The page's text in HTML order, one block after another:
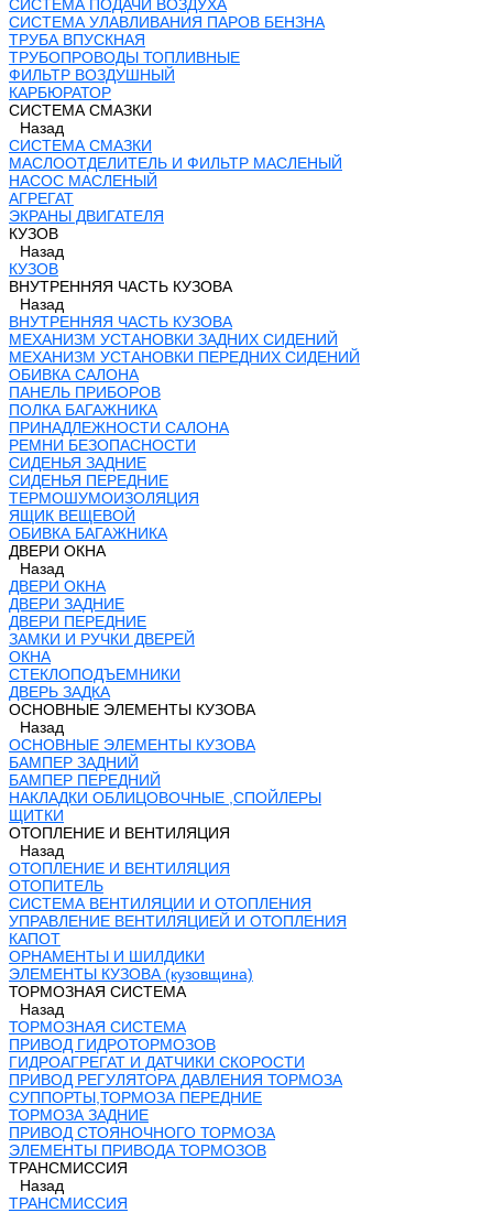
СИСТЕМА ПОДАЧИ ВОЗДУХА
СИСТЕМА УЛАВЛИВАНИЯ ПАРОВ БЕНЗНА
ТРУБА ВПУСКНАЯ
ТРУБОПРОВОДЫ ТОПЛИВНЫЕ
ФИЛЬТР ВОЗДУШНЫЙ
КАРБЮРАТОР
СИСТЕМА СМАЗКИ
Назад
СИСТЕМА СМАЗКИ
МАСЛООТДЕЛИТЕЛЬ И ФИЛЬТР МАСЛЕНЫЙ
НАСОС МАСЛЕНЫЙ
АГРЕГАТ
ЭКРАНЫ ДВИГАТЕЛЯ
КУЗОВ
Назад
КУЗОВ
ВНУТРЕННЯЯ ЧАСТЬ КУЗОВА
Назад
ВНУТРЕННЯЯ ЧАСТЬ КУЗОВА
МЕХАНИЗМ УСТАНОВКИ ЗАДНИХ СИДЕНИЙ
МЕХАНИЗМ УСТАНОВКИ ПЕРЕДНИХ СИДЕНИЙ
ОБИВКА САЛОНА
ПАНЕЛЬ ПРИБОРОВ
ПОЛКА БАГАЖНИКА
ПРИНАДЛЕЖНОСТИ САЛОНА
РЕМНИ БЕЗОПАСНОСТИ
СИДЕНЬЯ ЗАДНИЕ
СИДЕНЬЯ ПЕРЕДНИЕ
ТЕРМОШУМОИЗОЛЯЦИЯ
ЯЩИК ВЕЩЕВОЙ
ОБИВКА БАГАЖНИКА
ДВЕРИ ОКНА
Назад
ДВЕРИ ОКНА
ДВЕРИ ЗАДНИЕ
ДВЕРИ ПЕРЕДНИЕ
ЗАМКИ И РУЧКИ ДВЕРЕЙ
ОКНА
СТЕКЛОПОДЪЕМНИКИ
ДВЕРЬ ЗАДКА
ОСНОВНЫЕ ЭЛЕМЕНТЫ КУЗОВА
Назад
ОСНОВНЫЕ ЭЛЕМЕНТЫ КУЗОВА
БАМПЕР ЗАДНИЙ
БАМПЕР ПЕРЕДНИЙ
НАКЛАДКИ ОБЛИЦОВОЧНЫЕ ,СПОЙЛЕРЫ
ЩИТКИ
ОТОПЛЕНИЕ И ВЕНТИЛЯЦИЯ
Назад
ОТОПЛЕНИЕ И ВЕНТИЛЯЦИЯ
ОТОПИТЕЛЬ
СИСТЕМА ВЕНТИЛЯЦИИ И ОТОПЛЕНИЯ
УПРАВЛЕНИЕ ВЕНТИЛЯЦИЕЙ И ОТОПЛЕНИЯ
КАПОТ
ОРНАМЕНТЫ И ШИЛДИКИ
ЭЛЕМЕНТЫ КУЗОВА (кузовщина)
ТОРМОЗНАЯ СИСТЕМА
Назад
ТОРМОЗНАЯ СИСТЕМА
ПРИВОД ГИДРОТОРМОЗОВ
ГИДРОАГРЕГАТ И ДАТЧИКИ СКОРОСТИ
ПРИВОД РЕГУЛЯТОРА ДАВЛЕНИЯ ТОРМОЗА
СУППОРТЫ,ТОРМОЗА ПЕРЕДНИЕ
ТОРМОЗА ЗАДНИЕ
ПРИВОД СТОЯНОЧНОГО ТОРМОЗА
ЭЛЕМЕНТЫ ПРИВОДА ТОРМОЗОВ
ТРАНСМИССИЯ
Назад
ТРАНСМИССИЯ